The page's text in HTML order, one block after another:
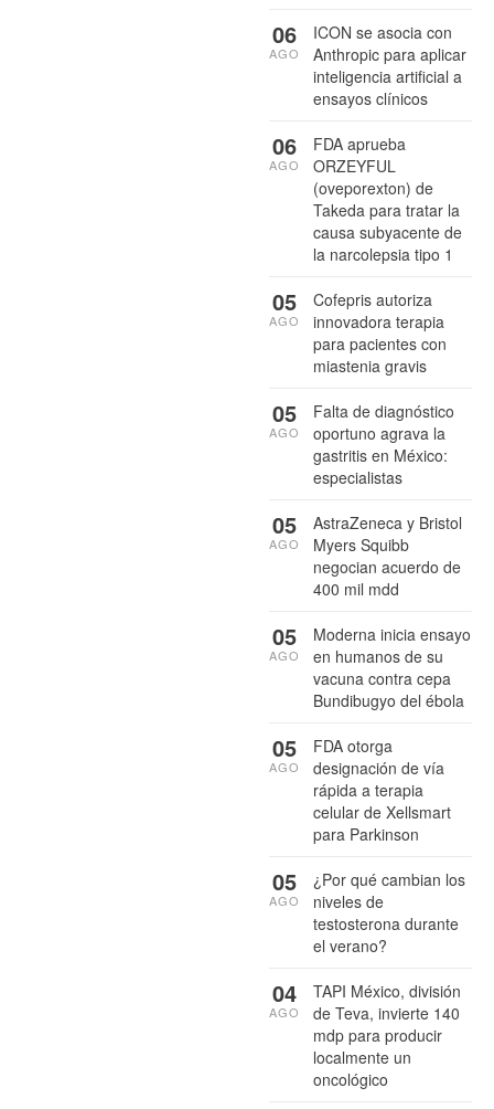
ICON se asocia con
Anthropic para aplicar
inteligencia artificial a
ensayos clínicos
06
AGO
FDA aprueba
ORZEYFUL
(oveporexton) de
Takeda para tratar la
causa subyacente de
la narcolepsia tipo 1
06
AGO
Cofepris autoriza
innovadora terapia
para pacientes con
miastenia gravis
05
AGO
Falta de diagnóstico
oportuno agrava la
gastritis en México:
especialistas
05
AGO
AstraZeneca y Bristol
Myers Squibb
negocian acuerdo de
400 mil mdd
05
AGO
Moderna inicia ensayo
en humanos de su
vacuna contra cepa
Bundibugyo del ébola
05
AGO
FDA otorga
designación de vía
rápida a terapia
celular de Xellsmart
para Parkinson
05
AGO
¿Por qué cambian los
niveles de
testosterona durante
el verano?
05
AGO
TAPI México, división
de Teva, invierte 140
mdp para producir
localmente un
oncológico
04
AGO